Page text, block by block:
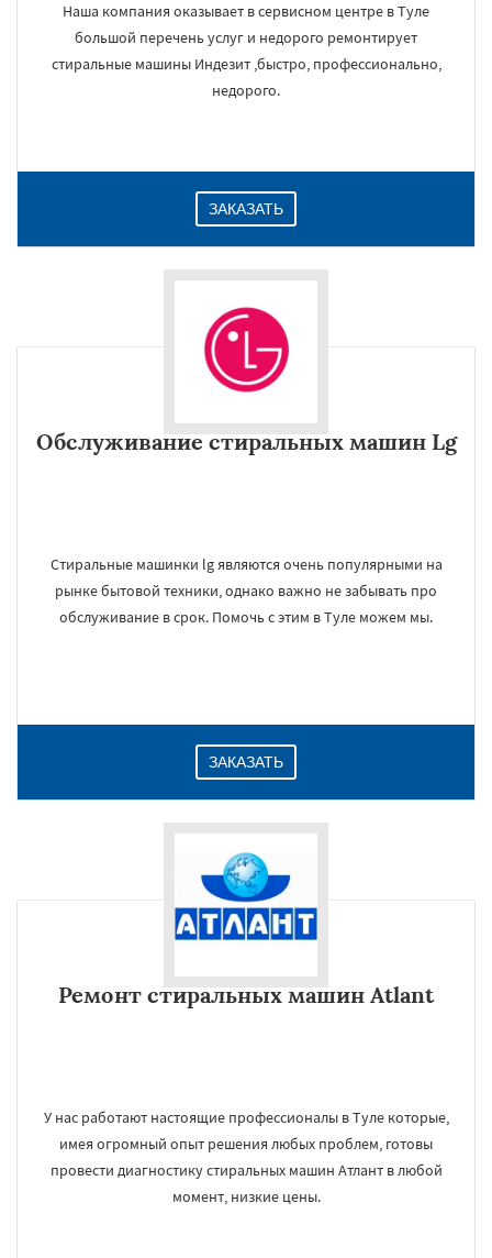
Наша компания оказывает в сервисном центре в Туле
большой перечень услуг и недорого ремонтирует
стиральные машины Индезит ,быстро, профессионально,
недорого.
ЗАКАЗАТЬ
Обслуживание стиральных машин Lg
Стиральные машинки lg являются очень популярными на
рынке бытовой техники, однако важно не забывать про
обслуживание в срок. Помочь с этим в Туле можем мы.
ЗАКАЗАТЬ
Ремонт стиральных машин Atlant
У нас работают настоящие профессионалы в Туле которые,
имея огромный опыт решения любых проблем, готовы
провести диагностику стиральных машин Атлант в любой
момент, низкие цены.